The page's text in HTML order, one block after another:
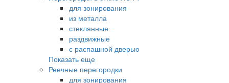
для зонирования
из металла
стеклянные
раздвижные
с распашной дверью
Показать еще
Реечные перегородки
для зонирования